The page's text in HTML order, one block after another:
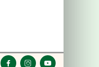
  